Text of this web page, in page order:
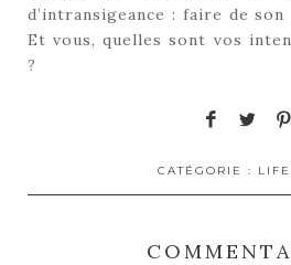
d’intransigeance : faire de
Et vous, quelles sont vos
?
CATÉGORIE :